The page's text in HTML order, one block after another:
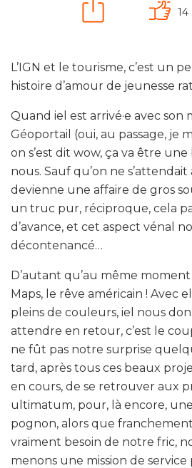
14
L’IGN et le tourisme, c’est un
histoire d’amour de jeunesse
Quand iel est arrivé·e avec son
Géoportail (oui, au passage, je
on s’est dit wow, ça va être
nous. Sauf qu’on ne
devienne une affaire de gros
un truc pur, réciproque, cela
d’avance, et cet aspect vénal
décontenancé…
D’autant qu’au même
Maps, le rêve américain ! Avec
pleins de couleurs, iel nous
attendre en retour, c’est le
ne fût pas notre surprise
tard, après tous ces beaux
en cours, de se retrouver aux
ultimatum, pour, là encore,
pognon, alors que
vraiment besoin de notre fric,
menons une mission de service